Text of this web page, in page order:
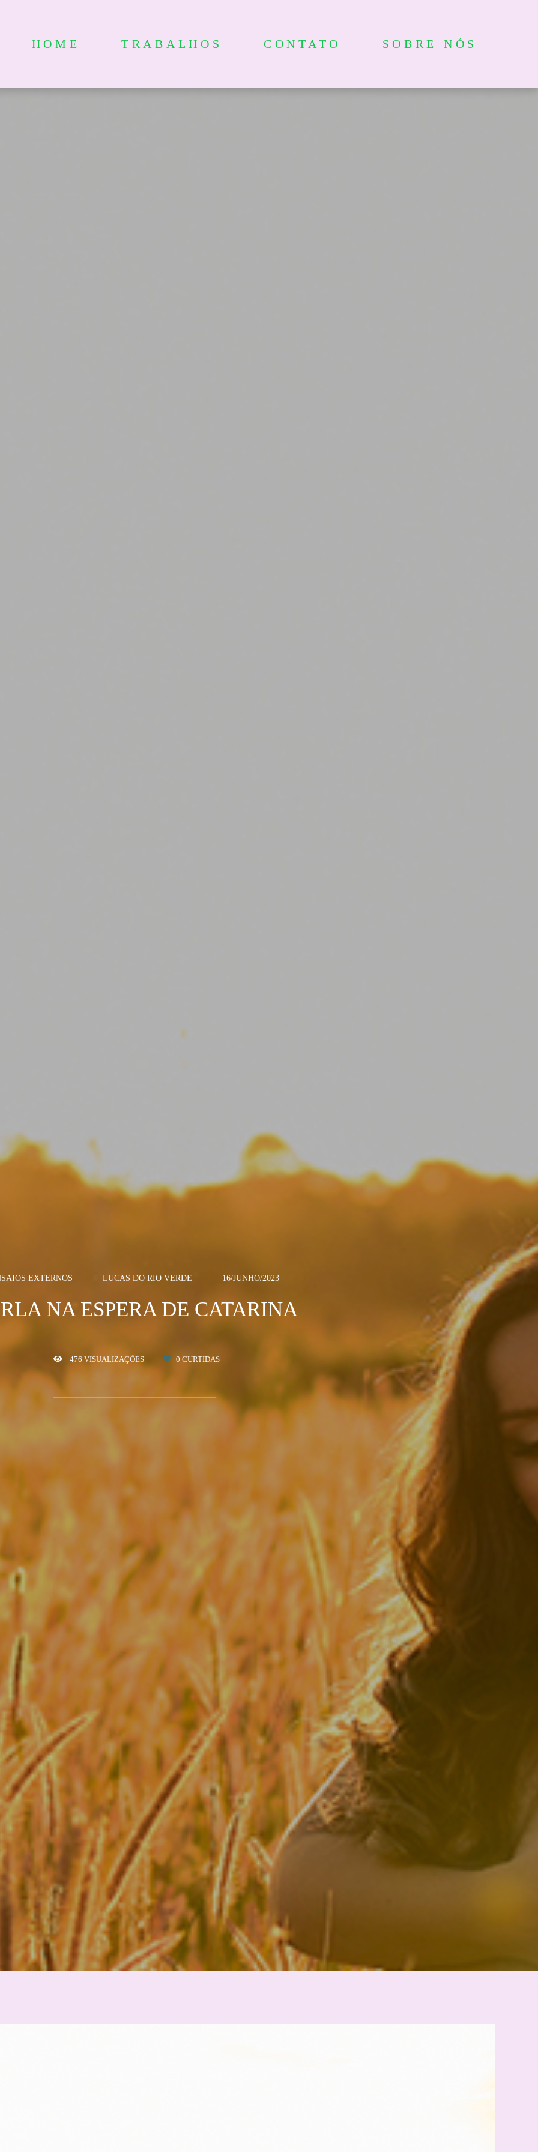
HOME TRABALHOS CONTATO SOBRE NÓS
EXTERNOS LUCAS DO RIO VERDE 16/JUNHO/2023
NA ESPERA DE CATARINA
476 VISUALIZAÇÕES 0 CURTIDAS